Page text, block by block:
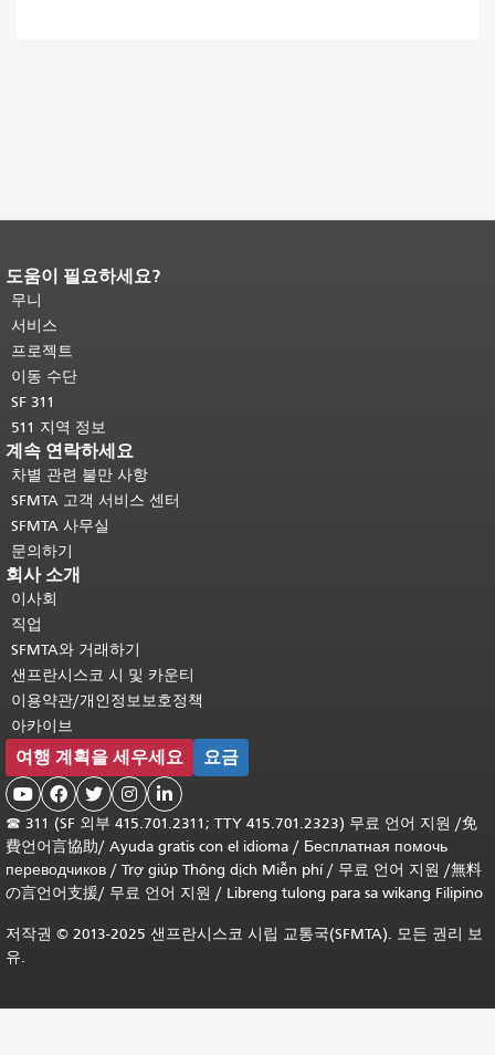
페이지 내용 끝입니다.이 페이지의 나
머지 내용은 모든 페이지에 반복됩니
다.메인 콘텐츠 상단으로 돌아가려면
여기를 클릭하십시오
도움이 필요하세요?
무니
서비스
프로젝트
이동 수단
SF 311
511 지역 정보
계속 연락하세요
차별 관련 불만 사항
SFMTA 고객 서비스 센터
SFMTA 사무실
문의하기
회사 소개
이사회
직업
SFMTA와 거래하기
샌프란시스코 시 및 카운티
이용약관/개인정보보호정책
아카이브
여행 계획을 세우세요 요금
    
☎ 311 (SF 외부 415.701.2311; TTY 415.701.2323) 무료 언어 지원 /免
費언어言協助/ Ayuda gratis con el idioma / Бесплатная помочь
переводчиков / Trợ giúp Thông dịch Miễn phí/ 무료 언어 지원 /無料
の言언어支援/ 무료 언어 지원 / Libreng tulong para sa wikang Filipino
저작권 © 2013-2025 샌프란시스코 시립 교통국(SFMTA). 모든 권리 보
유.